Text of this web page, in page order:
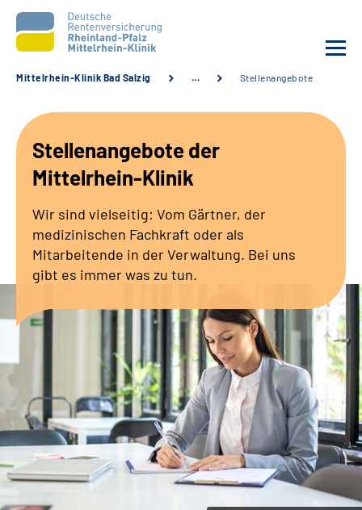
Unsere Angebote
Karriere
Zuweisende &
Leichte Sprache
Gebärdensprache
Mittelrhein-Klinik Bad Salzig … Stellenangebote
Stellenangebote der
Mittelrhein-Klinik
Wir sind vielseitig: Vom Gärtner, der
medizinischen Fachkraft oder als
Mitarbeitende in der Verwaltung. Bei uns
gibt es immer was zu tun.